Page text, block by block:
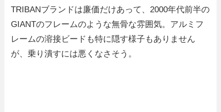
TRIBANブランドは廉価だけあって、2000年代前半の
GIANTのフレームのような無骨な雰囲気。アルミフ
レームの溶接ビードも特に隠す様子もありません
が、乗り潰すには悪くなさそう。